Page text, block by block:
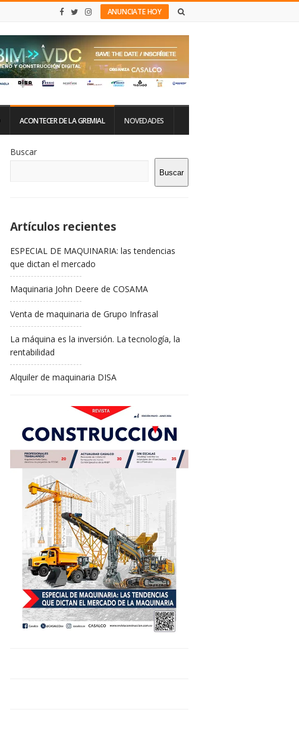
ANUNCIATE HOY
ACONTECER DE LA GREMIAL NOVEDADES
De
La
Buscar
Buscar
Artículos recientes
ESPECIAL DE MAQUINARIA: las tendencias
que dictan el mercado
Maquinaria John Deere de COSAMA
Venta de maquinaria de Grupo Infrasal
La máquina es la inversión. La tecnología, la
rentabilidad
Alquiler de maquinaria DISA